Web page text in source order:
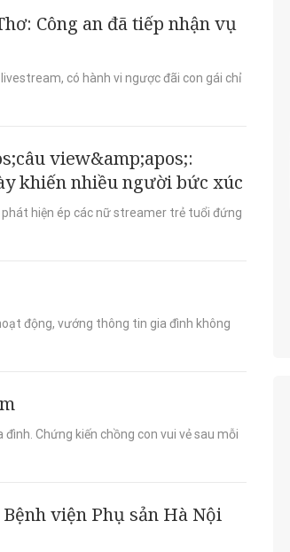
Công an đã tiếp nhận vụ
có hành vi ngược đãi con gái chỉ
view&amp;apos;:
khiến nhiều người bức xúc
hiện ép các nữ streamer trẻ tuổi đứng
động, vướng thông tin gia đình không
Chứng kiến chồng con vui vẻ sau mỗi
viện Phụ sản Hà Nội